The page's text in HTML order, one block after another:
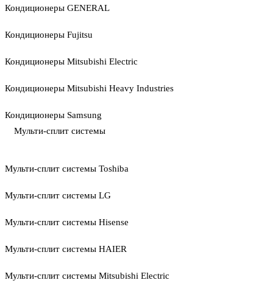
Кондиционеры GENERAL
Кондиционеры Fujitsu
Кондиционеры Mitsubishi Electric
Кондиционеры Mitsubishi Heavy Industries
Кондиционеры Samsung
Мульти-сплит системы
Мульти-сплит системы Toshiba
Мульти-сплит системы LG
Мульти-сплит системы Hisense
Мульти-сплит системы HAIER
Мульти-сплит системы Mitsubishi Electric